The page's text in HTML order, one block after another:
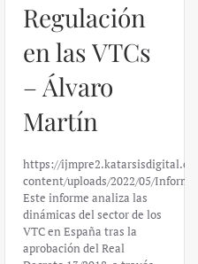
Regulación
en las VTCs
– Álvaro
Martín
https://
content/uploads/2022/05/
Este informe analiza las
dinámicas del sector de los
VTC en España tras la
aprobación del Real